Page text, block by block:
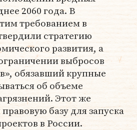
2060 года. В
требованием в
стратегию
развития, а
выбросов
обязавший крупные
об объеме
Этот же
базу для запуска
в России.